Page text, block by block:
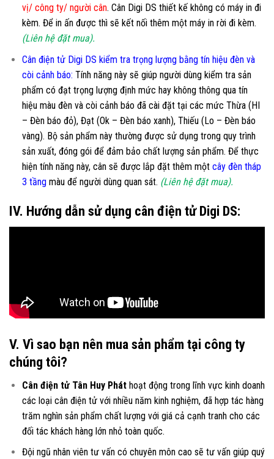
vị/ công ty/ người cân. Cân Digi DS thiết kế không có máy in đi
kèm. Để in ấn được thì sẽ kết nối thêm một máy in rời đi kèm.
(Liên hệ đặt mua).
Cân điện tử Digi DS kiểm tra trọng lượng bằng tín hiệu đèn và
còi cảnh báo: Tính năng này sẽ giúp người dùng kiểm tra sản
phẩm có đạt trọng lượng định mức hay không thông qua tín
hiệu màu đèn và còi cảnh báo đã cài đặt tại các mức Thừa (HI
– Đèn báo đỏ), Đạt (Ok – Đèn báo xanh), Thiếu (Lo – Đèn báo
vàng). Bộ sản phẩm này thường được sử dụng trong quy trình
sản xuất, đóng gói để đảm bảo chất lượng sản phẩm. Để thực
hiện tính năng này, cân sẽ được lắp đặt thêm một cây đèn tháp
3 tầngmàu để người dùng quan sát. (Liên hệ đặt mua).
IV. Hướng dẫn sử dụng cân điện tử Digi DS:
V. Vì sao bạn nên mua sản phẩm tại công ty
chúng tôi?
Cân điện tử Tân Huy Pháthoạt động trong lĩnh vực kinh doanh
các loại cân điện tửvới nhiều năm kinh nghiệm, đã hợp tác hàng
trăm nghìn sản phẩm chất lượng với giá cả cạnh tranh cho các
đối tác khách hàng lớn nhỏ toàn quốc.
Đội ngũ nhân viên tư vấn có chuyên môn cao sẽ tư vấn giúp quý